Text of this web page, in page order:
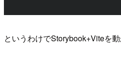
というわけでStorybook+Viteを